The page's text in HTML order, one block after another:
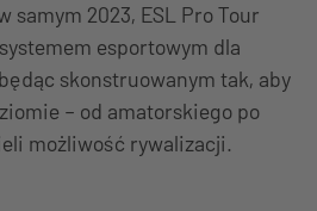
samym 2023, ESL Pro Tour
esportowym dla
skonstruowanym tak, aby
– od amatorskiego po
możliwość rywalizacji.